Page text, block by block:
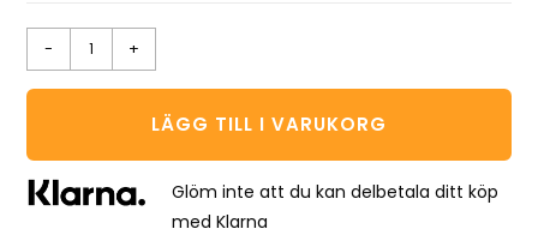
- +
LÄGG TILL I VARUKORG
Glöm inte att du kan delbetala ditt köp
med Klarna